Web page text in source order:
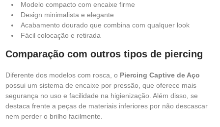
Modelo compacto com encaixe firme
Design minimalista e elegante
Acabamento dourado que combina com qualquer look
Fácil colocação e retirada
Comparação com outros tipos de piercing
Diferente dos modelos com rosca, o Piercing Captive de Aço
possui um sistema de encaixe por pressão, que oferece mais
segurança no uso e facilidade na higienização. Além disso, se
destaca frente a peças de materiais inferiores por não descascar
nem perder o brilho facilmente.